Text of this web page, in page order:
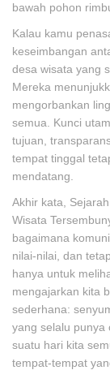
bawah pohon
Kalau kamu
keseimbangan
desa wisata yang
Mereka
mengorbankan
semua. Kunci
tujuan,
tempat tinggal
mendatang.
Akhir kata,
Wisata
bagaimana
nilai-nilai, dan
hanya untuk
mengajarkan kita
sederhana:
yang selalu punya
suatu hari kita
tempat-tempat